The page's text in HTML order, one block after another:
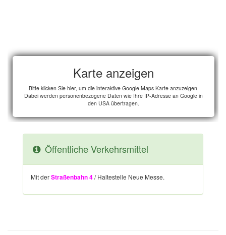
Öffentliche Verkehrsmittel
Mit derStraßenbahn 4/ Haltestelle Neue Messe.